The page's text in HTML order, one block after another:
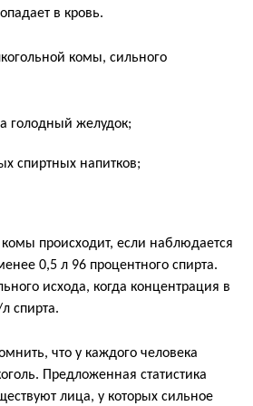
в кровь.
комы, сильного
голодный желудок;
спиртных напитков;
комы происходит, если наблюдается
0,5 л 96 процентного спирта.
исхода, когда концентрация в
спирта.
что у каждого человека
Предложенная статистика
лица, у которых сильное